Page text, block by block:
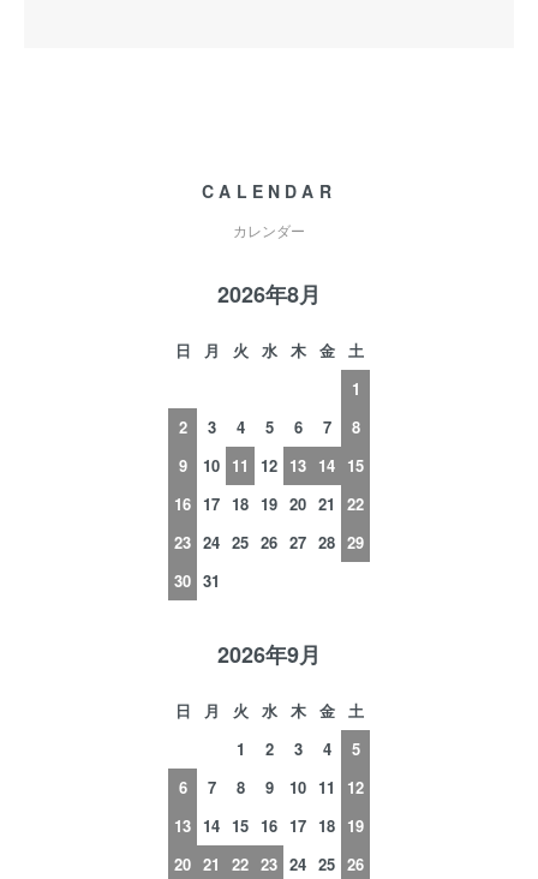
CALENDAR
カレンダー
2026年8月
日 月 火 水 木 金
土
1
2
3 4 5 6 7
8
9
10 11 12 13 14 15
16 17 18 19 20 21
22
23 24 25 26 27 28 29
30 31
2026年9月
日 月 火 水 木 金
土
1
2 3 4
5
6
7 8 9 10 11
12
13 14 15 16 17 18 19
20 21 22 23 24 25 26